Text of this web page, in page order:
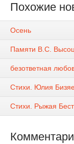
Похожие
Осень
Памяти В.С.
безответная
Стихи. Юлия
Стихи. Рыжая